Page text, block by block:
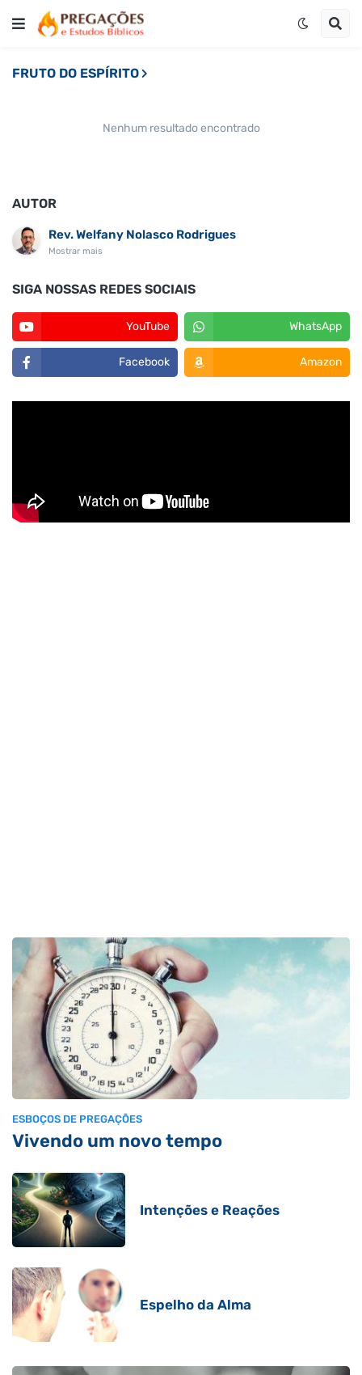
FRUTO DO ESPÍRITO
Nenhum resultado encontrado
AUTOR
Rev. Welfany Nolasco Rodrigues
Mostrar mais
SIGA NOSSAS REDES SOCIAIS
YouTube WhatsApp
Facebook Amazon
ESBOÇOS DE PREGAÇÕES
Vivendo um novo tempo
Intenções e Reações
Espelho da Alma